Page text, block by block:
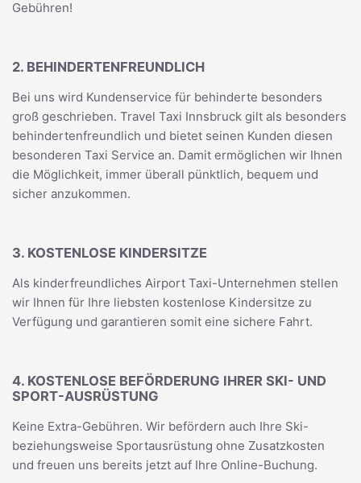
Gebühren!
2. BEHINDERTENFREUNDLICH
Bei uns wird Kundenservice für behinderte besonders
groß geschrieben. Travel Taxi Innsbruck gilt als besonders
behindertenfreundlich und bietet seinen Kunden diesen
besonderen Taxi Service an. Damit ermöglichen wir Ihnen
die Möglichkeit, immer überall pünktlich, bequem und
sicher anzukommen.
3. KOSTENLOSE KINDERSITZE
Als kinderfreundliches Airport Taxi-Unternehmen stellen
wir Ihnen für Ihre liebsten kostenlose Kindersitze zu
Verfügung und garantieren somit eine sichere Fahrt.
4. KOSTENLOSE BEFÖRDERUNG IHRER SKI- UND
SPORT-AUSRÜSTUNG
Keine Extra-Gebühren. Wir befördern auch Ihre Ski-
beziehungsweise Sportausrüstung ohne Zusatzkosten
und freuen uns bereits jetzt auf Ihre Online-Buchung.